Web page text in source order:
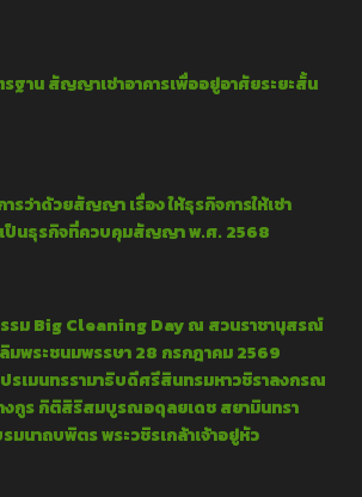
าน สัญญาเช่าอาคารเพื่ออยู่อาศัยระยะสั้น
รว่าด้วยสัญญา เรื่อง ให้ธุรกิจการให้เช่า
เป็นธุรกิจที่ควบคุมสัญญา พ.ศ. 2568
รม Big Cleaning Day ณ สวนราชานุสรณ์
ลิมพระชนมพรรษา 28 กรกฎาคม 2569
รเมนทรรามาธิบดีศรีสินทรมหาวชิราลงกรณ
งกูร กิติสิริสมบูรณอดุลยเดช สยามินทรา
มนาถบพิตร พระวชิรเกล้าเจ้าอยู่หัว